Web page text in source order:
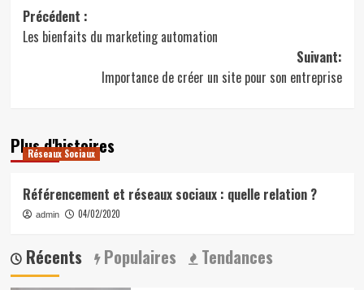
Navigation
d’article
Précédent :
Les bienfaits du marketing automation
Suivant:
Importance de créer un site pour son entreprise
Plus d'histoires
Réseaux Sociaux
Référencement et réseaux sociaux : quelle relation ?
admin 04/02/2020
Récents Populaires Tendances